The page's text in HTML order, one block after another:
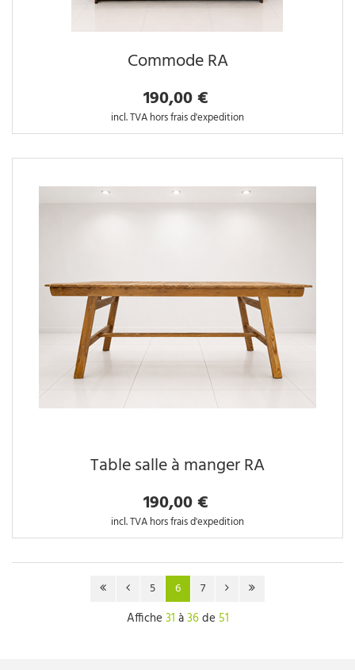
Commode RA
190,00 €
incl. TVA hors frais d'expedition
Table salle à manger RA
190,00 €
incl. TVA hors frais d'expedition
5 6 7
Affiche 31 à36de 51